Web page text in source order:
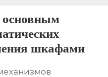
основным
шкафами